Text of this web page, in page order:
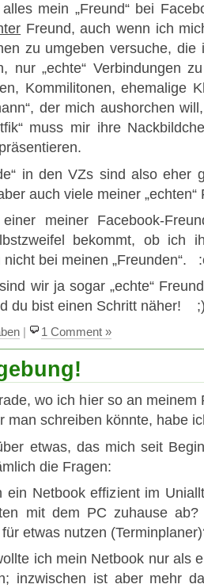
mein „Freund“ bei
Freund, auch wenn ich
zu umgeben versuche,
nur „echte“ Verbindungen
Kommilitonen, ehemalige
der mich aushorchen
muss mir ihre
in den VZs sind also eher
auch viele meiner „echten“
meiner Facebook-
bekommt, ob ich
nicht bei meinen „Freunden“.
wir ja sogar „echte“
du bist einen Schritt näher!
| 1 Comment »
wo ich hier so an meinem
man schreiben könnte, habe
etwas, das mich seit
die Fragen:
ein Netbook effizient im
mit dem PC zuhause
etwas nutzen
ich mein Netbook nur als
inzwischen ist aber mehr